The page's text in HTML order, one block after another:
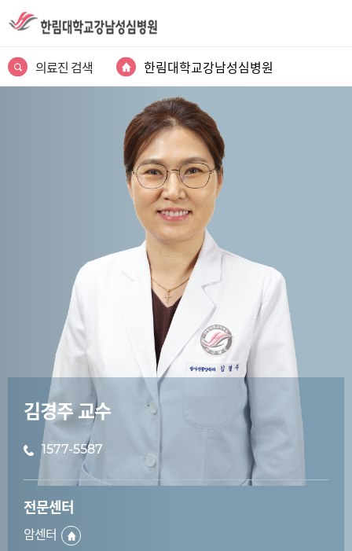
의료진 검색 한림대학교강남성심병원
김경주 교수
1577-5587
전문센터
암센터